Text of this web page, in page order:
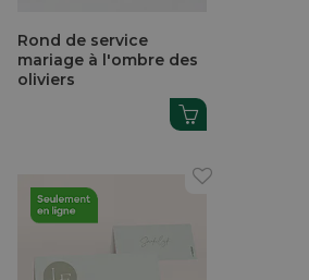
Rond de service
mariage à l'ombre des
oliviers